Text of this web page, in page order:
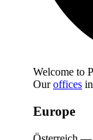
Welcome to
Ouroffices
Europe